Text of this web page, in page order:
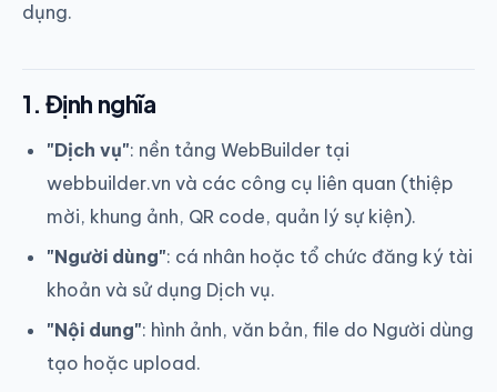
dụng.
1. Định nghĩa
"Dịch vụ": nền tảng WebBuilder tại
webbuilder.vn và các công cụ liên quan (thiệp
mời, khung ảnh, QR code, quản lý sự kiện).
"Người dùng": cá nhân hoặc tổ chức đăng ký tài
khoản và sử dụng Dịch vụ.
"Nội dung": hình ảnh, văn bản, file do Người dùng
tạo hoặc upload.